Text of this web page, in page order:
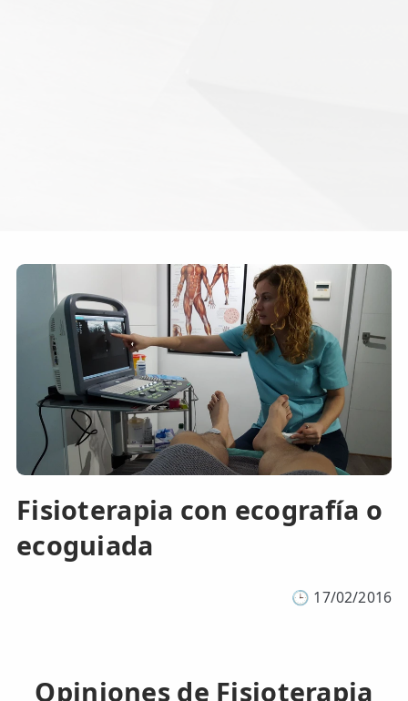
Fisioterapia con ecografía o
ecoguiada
🕒 17/02/2016
Opiniones de Fisioterapia